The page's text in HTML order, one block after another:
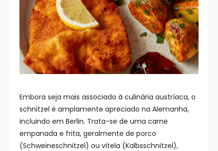
Embora seja mais associado à culinária austríaca, o
schnitzel é amplamente apreciado na Alemanha,
incluindo em Berlin. Trata-se de uma carne
empanada e frita, geralmente de porco
(Schweineschnitzel) ou vitela (Kalbsschnitzel),